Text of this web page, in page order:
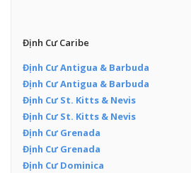
Định Cư Caribe
Định Cư Antigua & Barbuda
Định Cư Antigua & Barbuda
Định Cư St. Kitts & Nevis
Định Cư St. Kitts & Nevis
Định Cư Grenada
Định Cư Grenada
Định Cư Dominica